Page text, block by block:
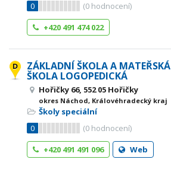
0
(0 hodnocení)
+420 491 474 022
ZÁKLADNÍ ŠKOLA A MATEŘSKÁ
ŠKOLA LOGOPEDICKÁ
Hořičky 66, 552 05 Hořičky
okres Náchod, Královéhradecký kraj
Školy speciální
0
(0 hodnocení)
+420 491 491 096
Web